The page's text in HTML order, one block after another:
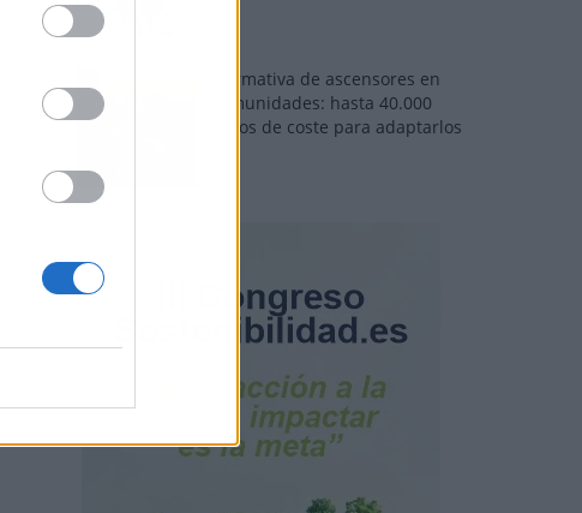
Normativa de ascensores en
comunidades: hasta 40.000
euros de coste para adaptarlos